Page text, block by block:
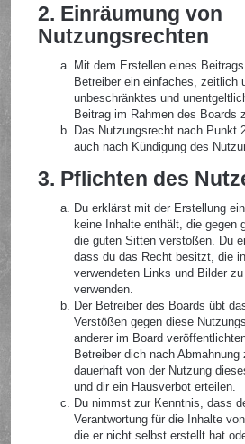
2. Einräumung von
Nutzungsrechten
Mit dem Erstellen eines
Betreiber ein einfaches, zeitlich
unbeschränktes und
Beitrag im Rahmen des Boards
Das Nutzungsrecht nach Punkt
auch nach Kündigung des
3. Pflichten des
Du erklärst mit der Erstellung
keine Inhalte enthält, die gegen
die guten Sitten verstoßen. Du
dass du das Recht besitzt, die
verwendeten Links und Bilder
verwenden.
Der Betreiber des Boards übt
Verstößen gegen diese
anderer im Board
Betreiber dich nach Abmahnung
dauerhaft von der Nutzung
und dir ein Hausverbot erteilen.
Du nimmst zur Kenntnis, dass
Verantwortung für die Inhalte
die er nicht selbst erstellt hat